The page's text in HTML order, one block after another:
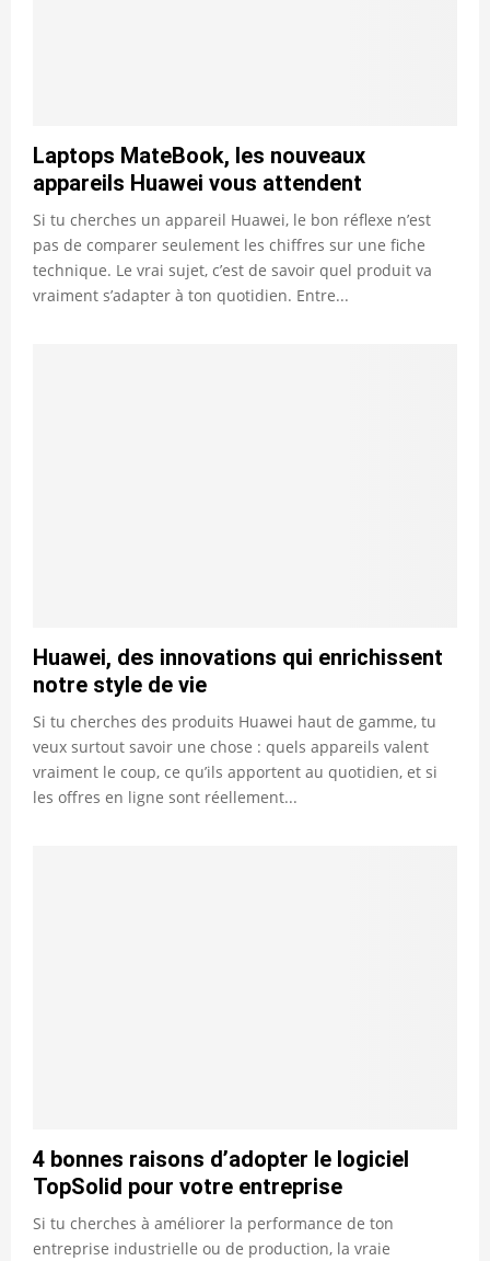
Laptops MateBook, les nouveaux
appareils Huawei vous attendent
Si tu cherches un appareil Huawei, le bon réflexe n’est
pas de comparer seulement les chiffres sur une fiche
technique. Le vrai sujet, c’est de savoir quel produit va
vraiment s’adapter à ton quotidien. Entre...
Huawei, des innovations qui enrichissent
notre style de vie
Si tu cherches des produits Huawei haut de gamme, tu
veux surtout savoir une chose : quels appareils valent
vraiment le coup, ce qu’ils apportent au quotidien, et si
les offres en ligne sont réellement...
4 bonnes raisons d’adopter le logiciel
TopSolid pour votre entreprise
Si tu cherches à améliorer la performance de ton
entreprise industrielle ou de production, la vraie